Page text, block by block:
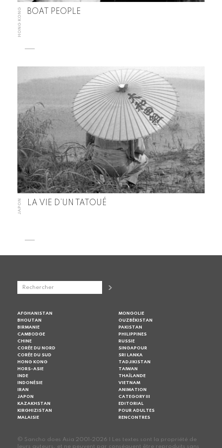
HONG KONG BOAT PEOPLE
JAPON LA VIE D’UN TATOUÉ
AFGHANISTAN
BHOUTAN
BIRMANIE
CAMBODGE
CHINE
CORÉE DU NORD
CORÉE DU SUD
HONG KONG
HORS-ASIE
INDE
INDONÉSIE
IRAN
JAPON
KAZAKHSTAN
KIRGHIZISTAN
MALAISIE
MONGOLIE
OUZBÉKISTAN
PAKISTAN
PHILIPPINES
RUSSIE
SINGAPOUR
SRI LANKA
TADJIKISTAN
TAIWAN
THAÏLANDE
VIETNAM
ANIMATION
CATEGORY III
EDITORIAL
POUR ADULTES
RENCONTRES
© Sancho does Asia 2001-2026 | Les textes sont la propriété de
leurs auteurs, et ne peuvent par conséquent être reproduits sans